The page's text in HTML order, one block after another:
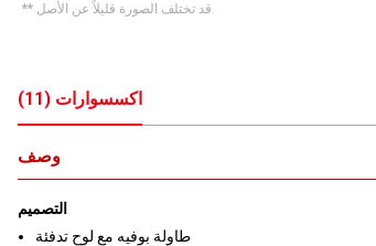
** قد تختلف الصورة قليلاً عن الأصل.
اكسسوارات (
11
)
وصف
التصميم
طاولة بوفيه مع لوح تدفئة